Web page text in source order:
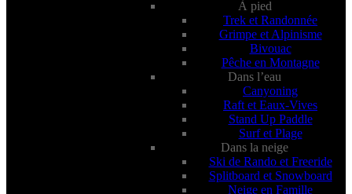
À pied
Trek et Randonnée
Grimpe et Alpinisme
Bivouac
Pêche en Montagne
Dans l’eau
Canyoning
Raft et Eaux-Vives
Stand Up Paddle
Surf et Plage
Dans la neige
Ski de Rando et Freeride
Splitboard et Snowboard
Neige en Famille